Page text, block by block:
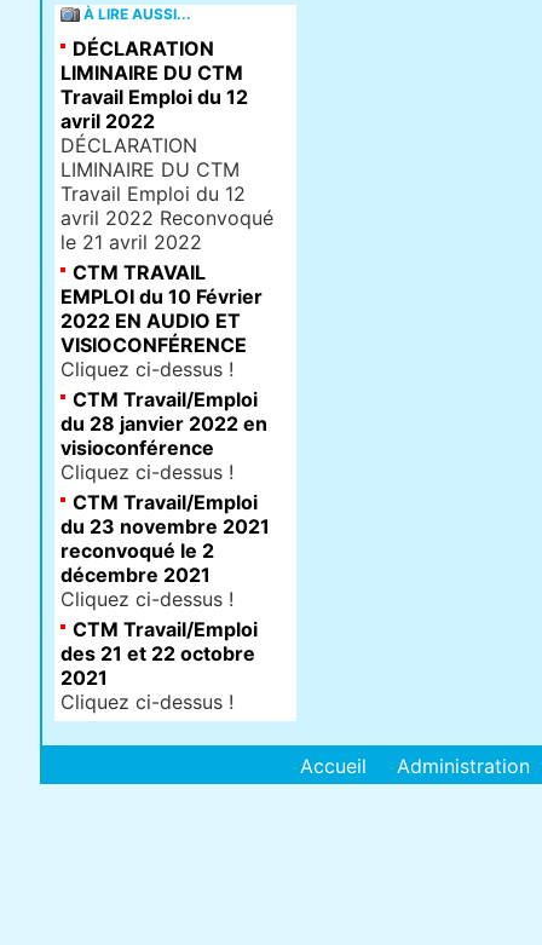
À LIRE AUSSI...
DÉCLARATION
LIMINAIRE DU CTM
Travail Emploi du 12
avril 2022
DÉCLARATION
LIMINAIRE DU CTM
Travail Emploi du 12
avril 2022 Reconvoqué
le 21 avril 2022
CTM TRAVAIL
EMPLOI du 10 Février
2022 EN AUDIO ET
VISIOCONFÉRENCE
Cliquez ci-dessus !
CTM Travail/Emploi
du 28 janvier 2022 en
visioconférence
Cliquez ci-dessus !
CTM Travail/Emploi
du 23 novembre 2021
reconvoqué le 2
décembre 2021
Cliquez ci-dessus !
CTM Travail/Emploi
des 21 et 22 octobre
2021
Cliquez ci-dessus !
Accueil Administration